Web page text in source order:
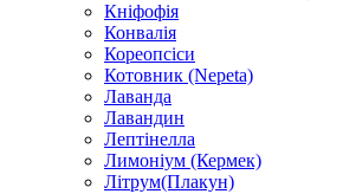
Кніфофія
Конвалія
Кореопсіси
Котовник (Nepeta)
Лаванда
Лавандин
Лептінелла
Лимоніум (Кермек)
Літрум(Плакун)